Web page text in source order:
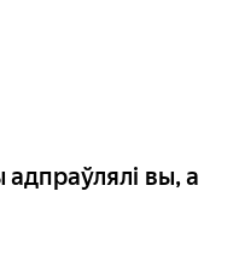
вы, а